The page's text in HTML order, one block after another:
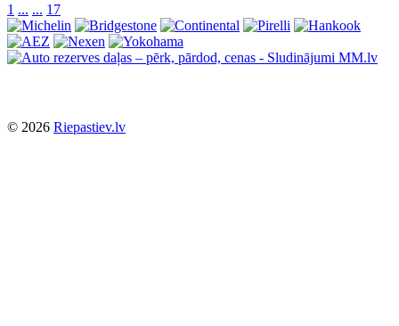
1 ... ... 17
© 2026 Riepastiev.lv